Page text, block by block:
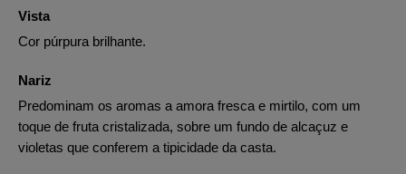
Vista
Cor púrpura brilhante.
Nariz
Predominam os aromas a amora fresca e mirtilo, com um
toque de fruta cristalizada, sobre um fundo de alcaçuz e
violetas que conferem a tipicidade da casta.